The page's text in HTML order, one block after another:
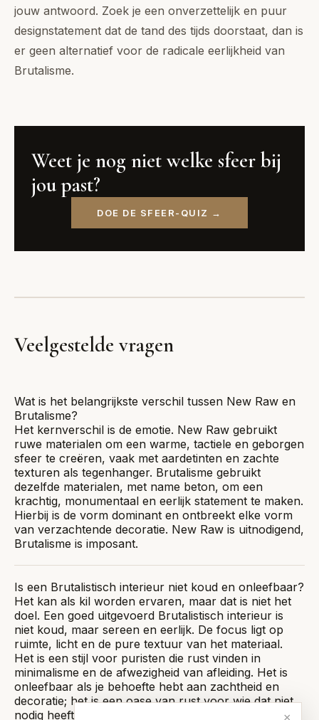
jouw antwoord. Zoek je een onverzettelijk en puur
designstatement dat de tand des tijds doorstaat, dan is
er geen alternatief voor de radicale eerlijkheid van
Brutalisme.
Weet je nog niet welke sfeer bij
jou past?
DOE DE SFEER-QUIZ →
Veelgestelde vragen
Wat is het belangrijkste verschil tussen New Raw en
Brutalisme?
Het kernverschil is de emotie. New Raw gebruikt
ruwe materialen om een warme, tactiele en geborgen
sfeer te creëren, vaak met aardetinten en zachte
texturen als tegenhanger. Brutalisme gebruikt
dezelfde materialen, met name beton, om een
krachtig, monumentaal en eerlijk statement te maken.
Hierbij is de vorm dominant en ontbreekt elke vorm
van verzachtende decoratie. New Raw is uitnodigend,
Brutalisme is imposant.
Is een Brutalistisch interieur niet koud en onleefbaar?
Het kan als kil worden ervaren, maar dat is niet het
doel. Een goed uitgevoerd Brutalistisch interieur is
niet koud, maar sereen en eerlijk. De focus ligt op
ruimte, licht en de pure textuur van het materiaal.
Het is een stijl voor puristen die rust vinden in
minimalisme en de afwezigheid van afleiding. Het is
onleefbaar als je behoefte hebt aan zachtheid en
decoratie; het is een oase van rust voor wie dat niet
nodig heeft.